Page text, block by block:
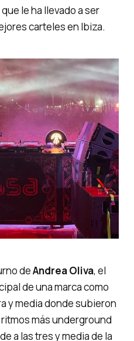
que le ha llevado a ser
carteles en Ibiza.
deAndreaOliva, el
de una marca como
y media donde subieron
másunderground
a las tres y media de la